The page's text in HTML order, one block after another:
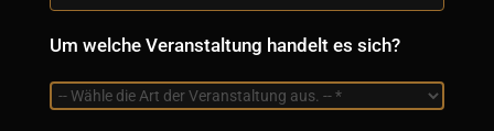
Um welche Veranstaltung handelt es sich?